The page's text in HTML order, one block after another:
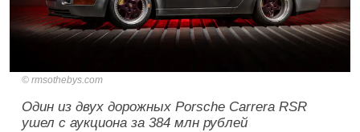
rmsothebys.com
Один из двух дорожных Porsche Carrera RSR
ушел с аукциона за 384 млн рублей